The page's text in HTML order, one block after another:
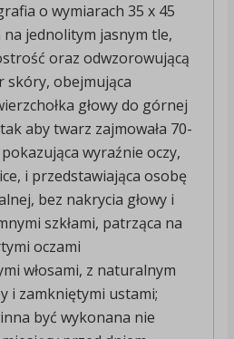
o wymiarach 35 x 45
jednolitym jasnym tle,
oraz odwzorowującą
obejmująca
głowy do górnej
aby twarz zajmowała 70-
wyraźnie oczy,
i przedstawiająca osobę
bez nakrycia głowy i
szkłami, patrząca na
oczami
włosami, z naturalnym
i zamkniętymi ustami;
być wykonana nie